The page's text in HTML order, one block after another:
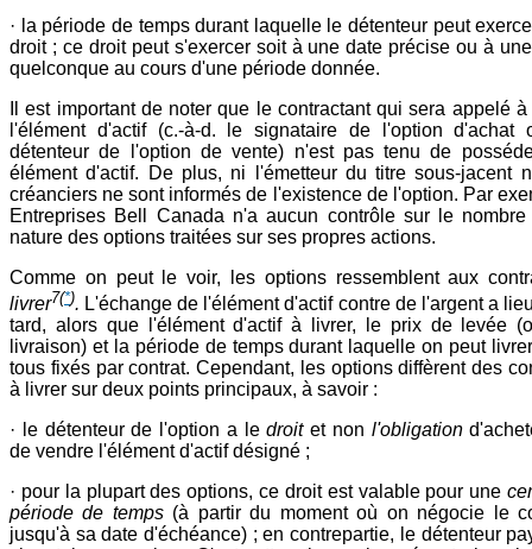
· la période de temps durant laquelle le détenteur peut
droit ; ce droit peut s'exercer soit à une date précise ou à
quelconque au cours d'une période donnée.
Il est important de noter que le contractant qui sera appelé
l'élément d'actif (c.-à-d. le signataire de l'option d'achat
détenteur de l'option de vente) n'est pas tenu de
élément d'actif. De plus, ni l'émetteur du titre sous-jacent
créanciers ne sont informés de l'existence de l'option. Par
Entreprises Bell Canada n'a aucun contrôle sur le
nature des options traitées sur ses propres actions.
Comme on peut le voir, les options ressemblent aux
livrer7(*). L'échange de l'élément d'actif contre de l'argent a
tard, alors que l'élément d'actif à livrer, le prix de levée
livraison) et la période de temps durant laquelle on peut
tous fixés par contrat. Cependant, les options diffèrent des
à livrer sur deux points principaux, à savoir :
· le détenteur de l'option a ledroit et non l'obligation
de vendre l'élément d'actif désigné ;
· pour la plupart des options, ce droit est valable pour une
période de temps (à partir du moment où on négocie le
jusqu'à sa date d'échéance) ; en contrepartie, le détenteur